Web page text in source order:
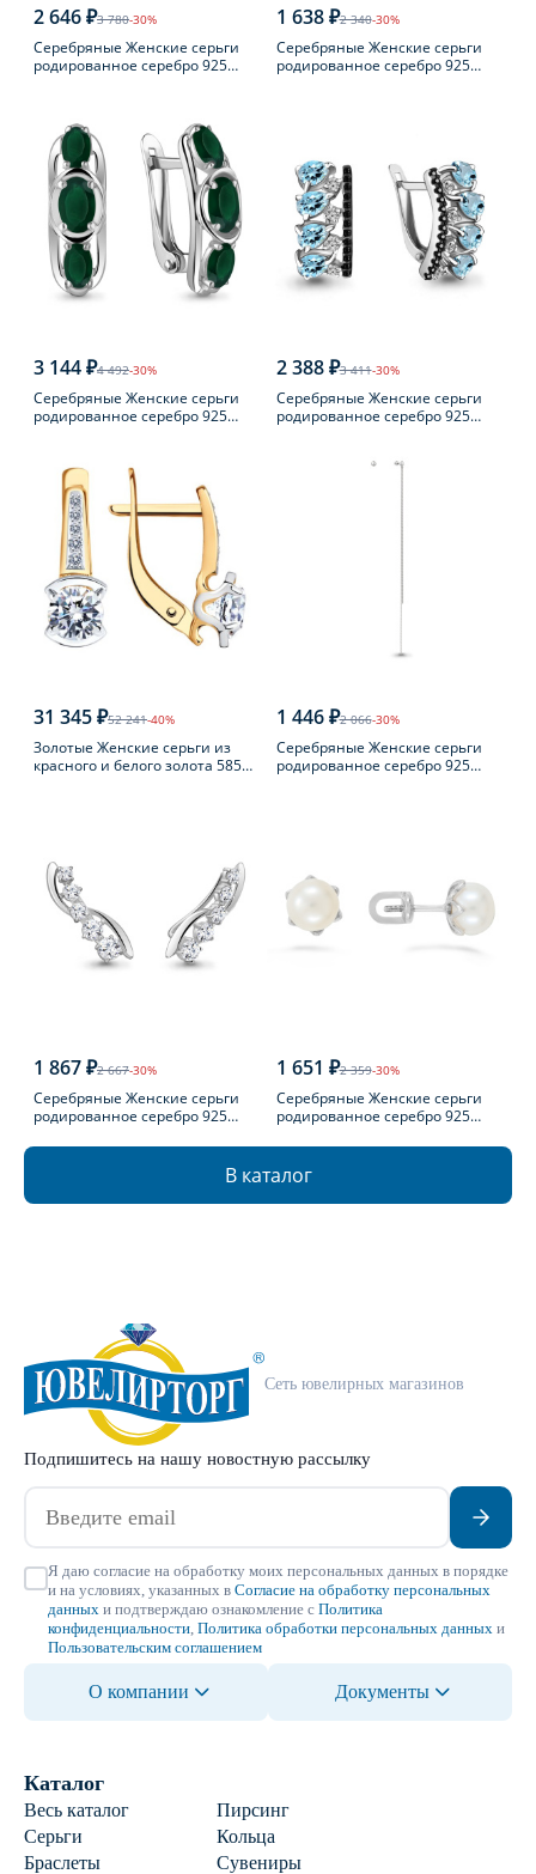
2 646 ₽3 780-30%
Серебряные Женские серьги
родированное серебро 925
1 638 ₽2 340-30%
Серебряные Женские серьги
родированное серебро 925
3 144 ₽4 492-30%
Серебряные Женские серьги
родированное серебро 925
2 388 ₽3 411-30%
Серебряные Женские серьги
родированное серебро 925
31 345 ₽52 241-40%
Золотые Женские серьги из
красного и белого золота 585
1 446 ₽2 066-30%
Серебряные Женские серьги
родированное серебро 925
1 867 ₽2 667-30%
Серебряные Женские серьги
родированное серебро 925
1 651 ₽2 359-30%
Серебряные Женские серьги
родированное серебро 925
В каталог
Сеть ювелирных магазинов
Подпишитесь на нашу новостную рассылку
Я даю согласие на обработку моих персональных данных в порядке
и на условиях, указанных в Согласие на обработку персональных
данных и подтверждаю ознакомление с Политика
конфиденциальности Политика обработки персональных данных и
Пользовательским соглашением
О компании Документы
Каталог
Весь каталог
Пирсинг
Серьги
Кольца
Браслеты
Сувениры